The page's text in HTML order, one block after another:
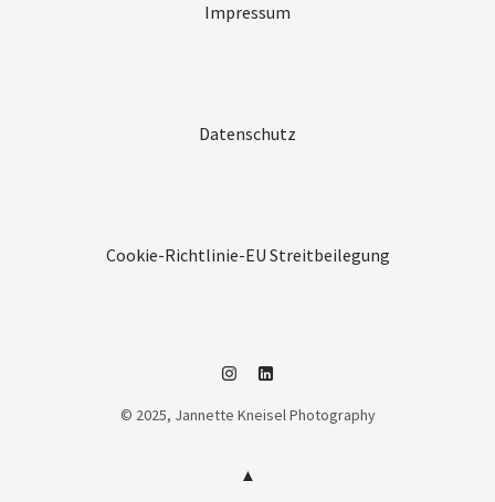
Impressum
Datenschutz
Cookie-Richtlinie-EU Streitbeilegung
Instagram
Linkedin
© 2025, Jannette Kneisel Photography